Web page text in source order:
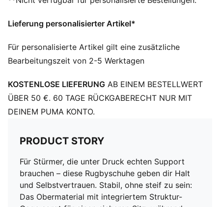
Belüftungsperforationen
Zunge, die bis zur Außensohle reicht, für zusätzlichen
Zusätzliche Schnürsenkelschlaufen an der Oberseite
sorgen für festen Halt im Mittelfußbereich
Lieferung personalisierter Artikel*
Für personalisierte Artikel gilt eine zusätzliche
Bearbeitungszeit von 2-5 Werktagen
KOSTENLOSE LIEFERUNG AB EINEM BESTELLWERT
ÜBER 50 €. 60 TAGE RÜCKGABERECHT NUR MIT
DEINEM PUMA KONTO.
PRODUCT STORY
Für Stürmer, die unter Druck echten Support
brauchen – diese Rugbyschuhe geben dir Halt
und Selbstvertrauen. Stabil, ohne steif zu sein:
Das Obermaterial mit integriertem Struktur-